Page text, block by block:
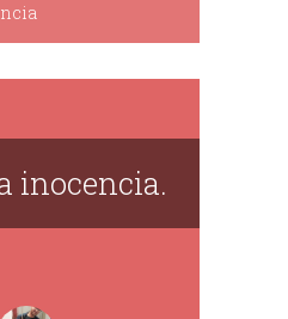
inocencia.